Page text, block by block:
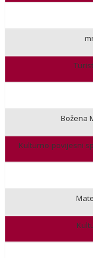
Božena
Kulturno-povijesni